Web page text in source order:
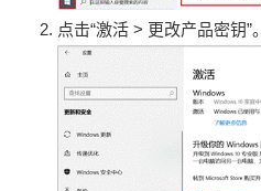
点击“激活 > 更改产品密钥”。